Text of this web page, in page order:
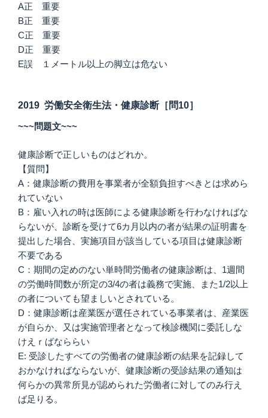
A正 重要
B正 重要
C正 重要
D正 重要
E誤 １メートル以上の脚立は危ない
2019 労働安全衛生法・健康診断［問10］
~~~問題文~~~
健康診断で正しいものはどれか。
【質問】
A：健康診断の費用を事業者が全額負担すべきとは求めら
れていない
B：雇い入れの時は医師による健康診断を行わなければな
らないが、診断を受けて6カ月以内の者が結果の証明書を
提出した場合、実施項目が該当している項目は健康診断
不要である
C：期間の定めのない単時間労働者の健康診断は、1週間
の労働時間数が所定の3/4の者は義務で実施、また1/2以上
の者についても望ましいとされている。
D：健康診断は産業医が選任されている事業者は、産業医
が自らか、又は実施管理者となって検診機関に委託しな
けえｒばなららい
E: 受診したすべての労働者の健康診断の結果を記録して
おかなければならないが、健康診断の受診結果の通知は
何らかの異常所見が認められた労働者に対してのみ行え
ば足りる。